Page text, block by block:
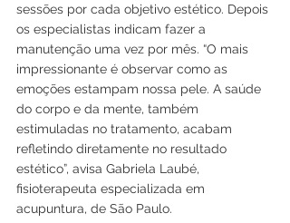
sessões por cada objetivo estético. Depois
os especialistas indicam fazer a
manutenção uma vez por mês. “O mais
impressionante é observar como as
emoções estampam nossa pele. A saúde
do corpo e da mente, também
estimuladas no tratamento, acabam
refletindo diretamente no resultado
estético”, avisa Gabriela Laubé,
fisioterapeuta especializada em
acupuntura, de São Paulo.